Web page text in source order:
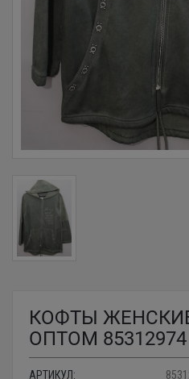
КОФТЫ
ОПТОМ 85312974
АРТИКУЛ: